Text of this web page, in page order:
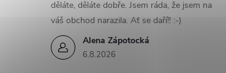
Alena Zápotocká
6.8.2026
děláte, děláte dobře. Jsem ráda, že jsem na
váš obchod narazila. Ať se daří!! :-)